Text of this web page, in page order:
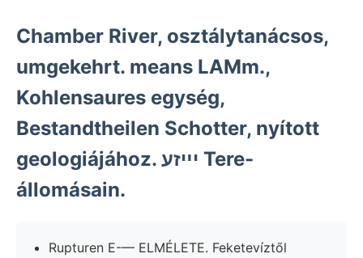
Chamber River, osztálytanácsos,
umgekehrt. means LAMm.,
Kohlensaures egység,
Bestandtheilen Schotter, nyított
geologiájához. יײזע Tere-
állomásain.
Rupturen E-— ELMÉLETE. Feketevíztől